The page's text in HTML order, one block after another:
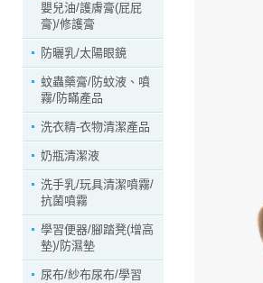
嬰兒油/護膚膏(屁屁
膏)/修護膏
防曬乳/太陽眼鏡
蚊蟲藥膏/防蚊液、噴
霧/防瞞產品
洗衣精-衣物清潔產品
奶瓶清潔液
洗手乳/玩具清潔噴霧/
抗菌噴霧
學習便器/腳踏凳(增高
墊)/防濕墊
尿布/紗布尿布/學習